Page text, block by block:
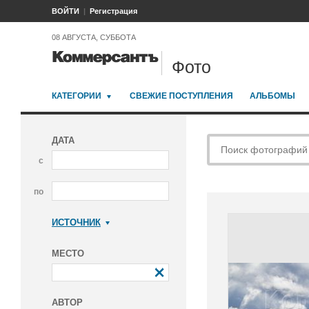
ВОЙТИ Регистрация
08 АВГУСТА, СУББОТА
Фото
КАТЕГОРИИ СВЕЖИЕ ПОСТУПЛЕНИЯ АЛЬБОМЫ
ДАТА
с
по
ИСТОЧНИК
МЕСТО
АВТОР